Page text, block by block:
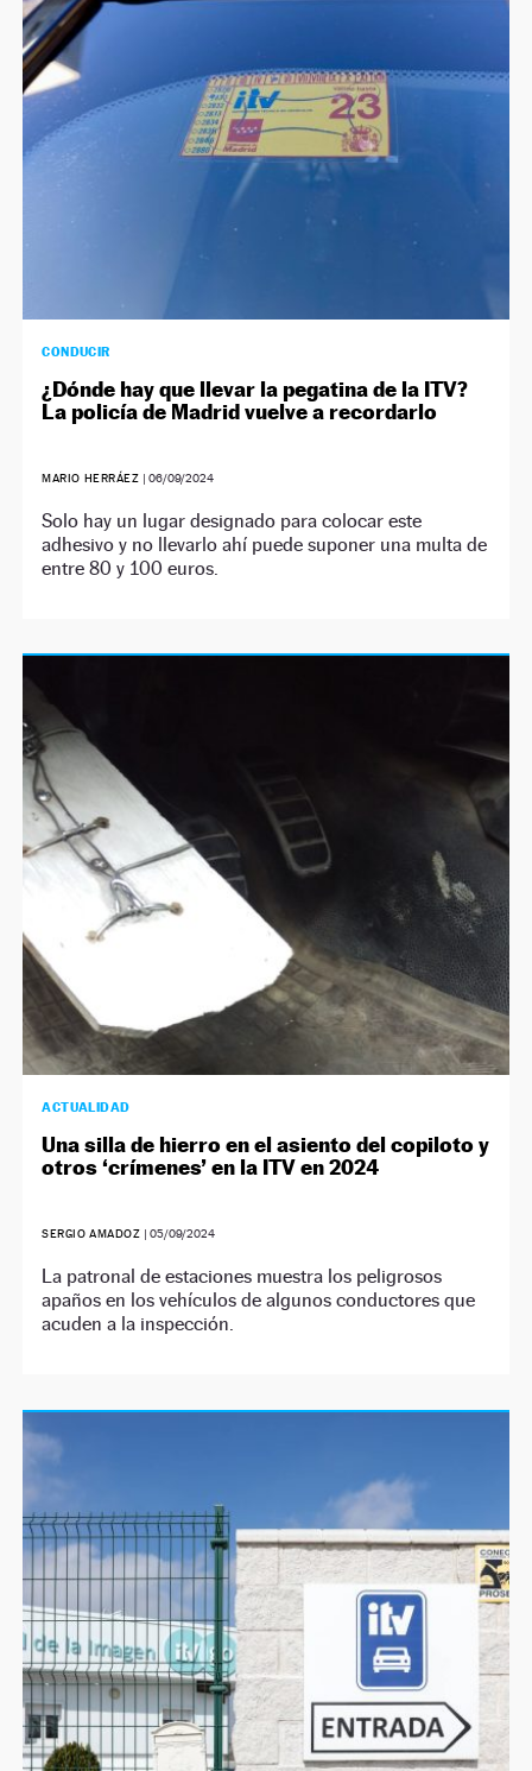
CONDUCIR
¿Dónde hay que llevar la pegatina de la ITV?
La policía de Madrid vuelve a recordarlo
MARIO HERRÁEZ | 06/09/2024
Solo hay un lugar designado para colocar este
adhesivo y no llevarlo ahí puede suponer una multa de
entre 80 y 100 euros.
ACTUALIDAD
Una silla de hierro en el asiento del copiloto y
otros ‘crímenes’ en la ITV en 2024
SERGIO AMADOZ | 05/09/2024
La patronal de estaciones muestra los peligrosos
apaños en los vehículos de algunos conductores que
acuden a la inspección.